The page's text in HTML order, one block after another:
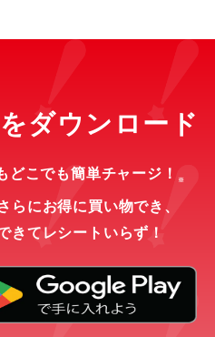
ダウンロード
こでも簡単チャージ！ ※
らにお得に買い物でき、
きてレシートいらず！